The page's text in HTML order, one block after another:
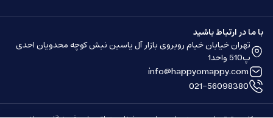
با ما در ارتباط باشید
تهران خیابان خیام روبروی بازار آل یاسین نبش کوچه محدویان احدی
پ510 واحد1
info@happyomappy.com
021-56098380